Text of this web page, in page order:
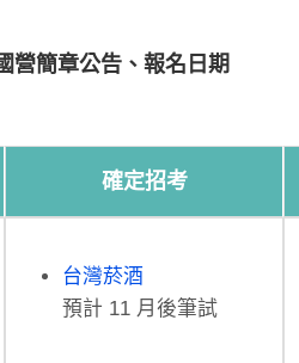
營簡章公告、報名日期
確定招考
台灣菸酒
預計 11 月後筆試